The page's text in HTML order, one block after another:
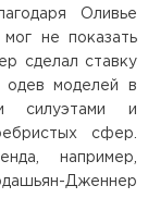
Оливье
не показать
сделал ставку
одев моделей в
силуэтами и
сфер.
например,
Дженнер